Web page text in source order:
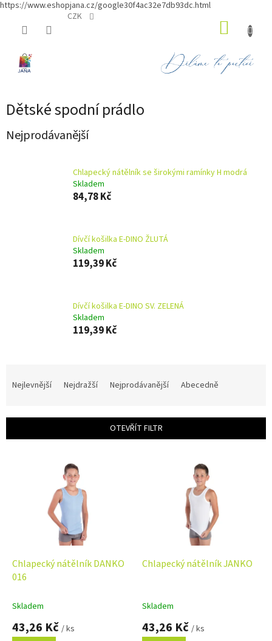
https://www.eshopjana.cz/google30f4ac32e7db93dc.html
CZK
Dětské spodní prádlo
Nejprodávanější
Chlapecký nátělník se širokými ramínky H modrá
Skladem
84,78 Kč
Dívčí košilka E-DINO ŽLUTÁ
Skladem
119,39 Kč
Dívčí košilka E-DINO SV. ZELENÁ
Skladem
119,39 Kč
í
Nejlevnější Nejdražší Nejprodávanější Abecedně
OTEVŘÍT FILTR
Chlapecký nátělník DANKO
016
Skladem
43,26 Kč / ks
Chlapecký nátělník JANKO
Skladem
43,26 Kč / ks